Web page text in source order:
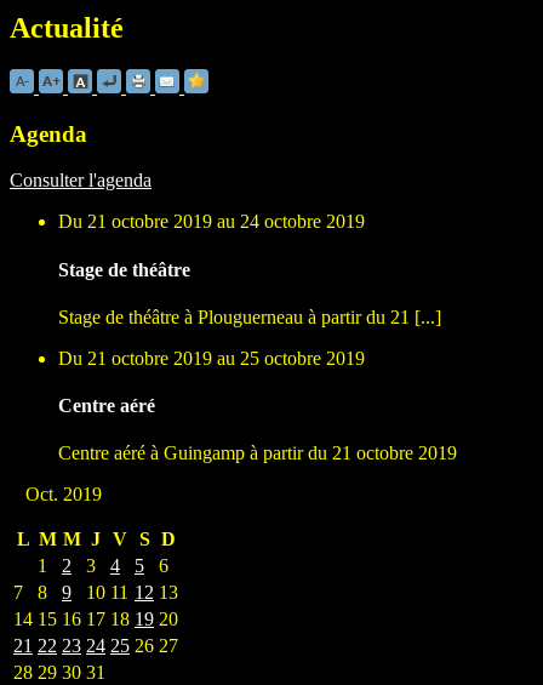
Actualité
Agenda
Consulter l'agenda
Du 21 octobre 2019 au 24 octobre 2019
Stage de théâtre
Stage de théâtre à Plouguerneau à partir du 21 [...]
Du 21 octobre 2019 au 25 octobre 2019
Centre aéré
Centre aéré à Guingamp à partir du 21 octobre 2019
Oct. 2019
L M M J V S D
1
2 3 4 5
6
7
8 9 10 11 12 13
14 15 16 17 18 19 20
21 22 23 24 25 26 27
28 29 30 31